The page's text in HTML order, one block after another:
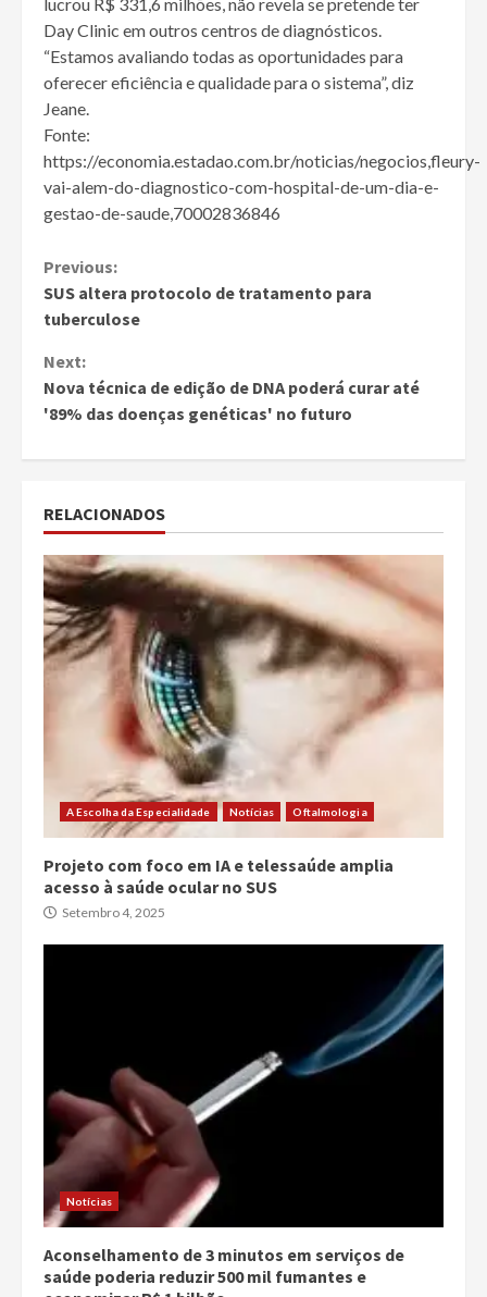
Day Clinic em outros centros de diagnósticos.
“Estamos avaliando todas as oportunidades para
oferecer eficiência e qualidade para o sistema”, diz
Jeane.
Fonte:
https://economia.estadao.com.br/noticias/negocios,fleury-
vai-alem-do-diagnostico-com-hospital-de-um-dia-e-
gestao-de-saude,70002836846
Continue
Reading
Previous:
SUS altera protocolo de tratamento para
tuberculose
Next:
Nova técnica de edição de DNA poderá curar até
'89% das doenças genéticas' no futuro
RELACIONADOS
A Escolha da Especialidade Notícias Oftalmologia
Projeto com foco em IA e telessaúde amplia
acesso à saúde ocular no SUS
Setembro 4, 2025
Notícias
Aconselhamento de 3 minutos em serviços de
saúde poderia reduzir 500 mil fumantes e